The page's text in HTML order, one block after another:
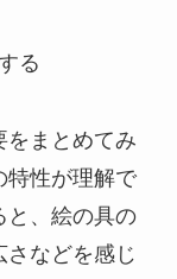
る
をまとめてみ
特性が理解で
と、絵の具の
などを感じ